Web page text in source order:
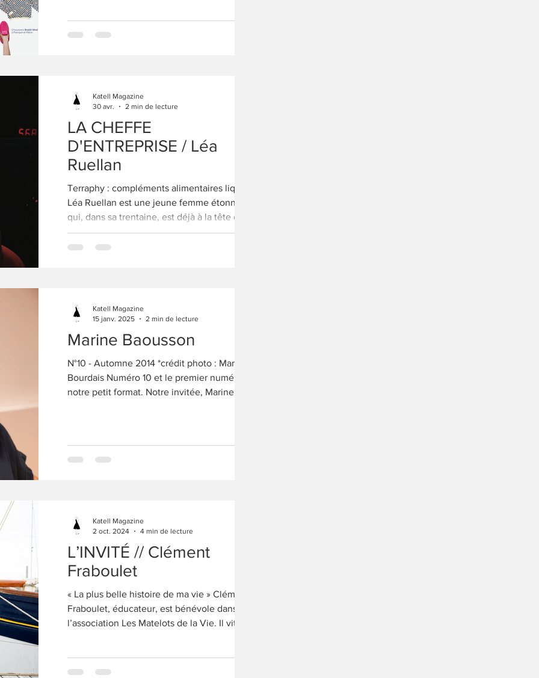
LA CHEFFE
D'ENTREPRISE / Léa
Ruellan
Terraphy : compléments alimentaires liquides
Léa Ruellan est une jeune femme étonnante
qui, dans sa trentaine, est déjà à la tête de
deux entreprises qui fonctionnent. Son
domaine, c'est le mieux-être avec sa gamme
Terraphy. On lui a posé quelques questions.
D'où tu viens et qu'est ce qui t'a amené à
développer ta nouvelle marque Terraphy, ici, à
Saint-Brieuc ? Je
Katell Magazine
30 avr.
2 min de lecture
Marine Baousson
N°10 - Automne 2014 *crédit photo : Marina
Bourdais Numéro 10 et le premier numéro de
notre petit format. Notre invitée, Marine...
Katell Magazine
15 janv. 2025
2 min de lecture
L’INVITÉ // Clément
Fraboulet
« La plus belle histoire de ma vie » Clément
Fraboulet, éducateur, est bénévole dans
l’association Les Matelots de la Vie. Il vit son...
Katell Magazine
2 oct. 2024
4 min de lecture